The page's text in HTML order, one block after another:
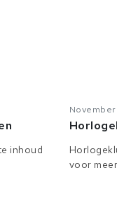
inhoud
voor